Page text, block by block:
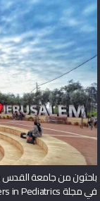
باحثون من جامعة القدس
في مجلة Frontiers in Pediatrics